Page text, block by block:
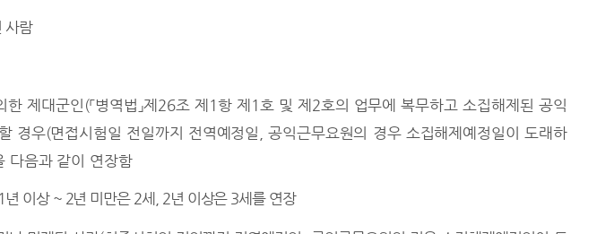
사람
한 제대군인 (「병역법 」제 26조 제 1항 제 1호 및 제 2호의 업무에 복무하고 소집해제된 공익
경우(면접시험일 전일까지 전역예정일 ,공익근무요원의 경우 소집해제예정일이 도래하
다음과 같이 연장함
, 1 년 이상 ~ 2년 미만은 2세 , 2년 이상은 3세를 연장